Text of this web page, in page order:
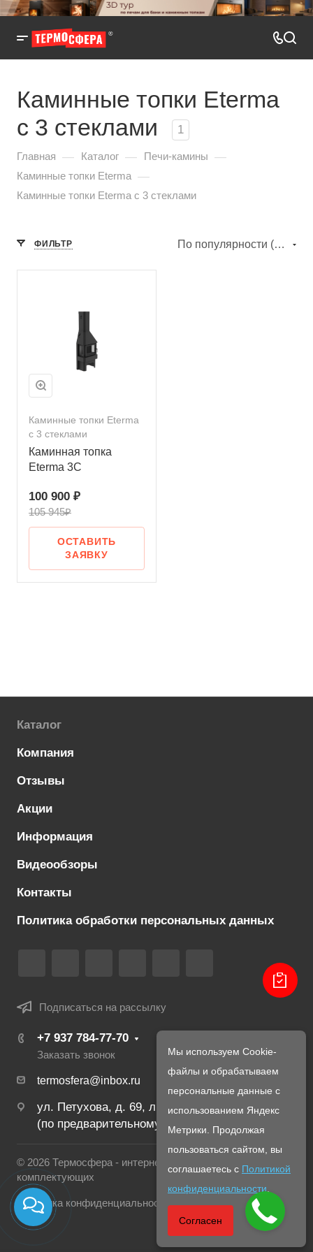
Каминные топки Eterma
с 3 стеклами
1
Главная — Каталог — Печи-камины —
Каминные топки Eterma —
Каминные топки Eterma с 3 стеклами
ФИЛЬТР По популярности (убывание)
Каминные топки Eterma
с 3 стеклами
Каминная топка
Eterma 3C
100 900 ₽
105 945₽
ОСТАВИТЬ
ЗАЯВКУ
Каталог
Компания
Отзывы
Акции
Информация
Видеообзоры
Контакты
Политика обработки персональных данных
Подписаться на рассылку
+7 937 784-77-70
Заказать звонок
termosfera@inbox.ru
ул. Петухова, д. 69, лит. В, стр. 1
(по предварительному созвону с менеджером)
© 2026 Термосфера - интернет магазин печей и
комплектующих
Политика конфиденциальности
Мы используем Cookie-
файлы и обрабатываем
персональные данные с
использованием Яндекс
Метрики. Продолжая
пользоваться сайтом, вы
соглашаетесь с Политикой
конфиденциальности
Согласен